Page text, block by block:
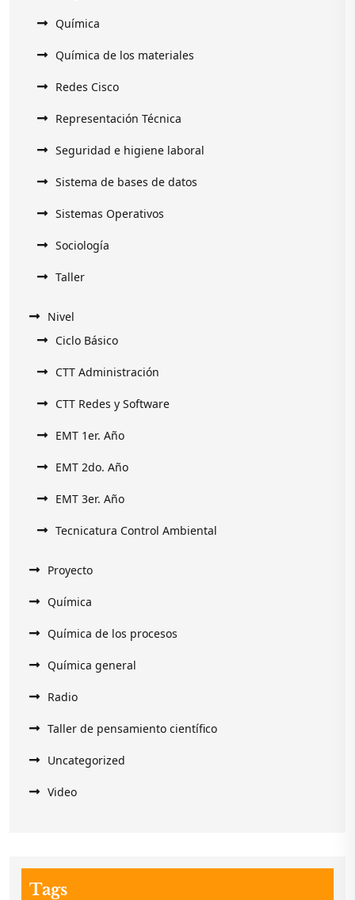
Química
Química de los materiales
Redes Cisco
Representación Técnica
Seguridad e higiene laboral
Sistema de bases de datos
Sistemas Operativos
Sociología
Taller
Nivel
Ciclo Básico
CTT Administración
CTT Redes y Software
EMT 1er. Año
EMT 2do. Año
EMT 3er. Año
Tecnicatura Control Ambiental
Proyecto
Química
Química de los procesos
Química general
Radio
Taller de pensamiento científico
Uncategorized
Video
Tags